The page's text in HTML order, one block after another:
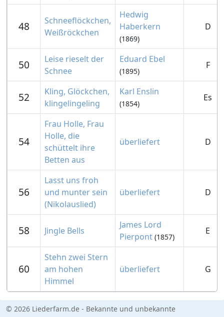
48
Schneeflöckchen,
Weißröckchen
Hedwig
Haberkern
(1869)
D
50
Leise rieselt der
Schnee
Eduard Ebel
(1895)
F
52
Kling, Glöckchen,
klingelingeling
Karl Enslin
(1854)
Es
54
Frau Holle, Frau
Holle, die
schüttelt ihre
Betten aus
überliefert D
56
Lasst uns froh
und munter sein
(Nikolauslied)
überliefert D
58 Jingle Bells
James Lord
Pierpont (1857)
E
60
Stehn zwei Stern
am hohen
Himmel
überliefert G
© 2026 Liederfarm.de - Bekannte und unbekannte